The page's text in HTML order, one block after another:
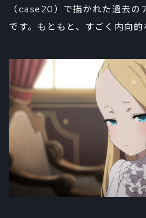
（case20）で描かれた過去の
です。もともと、すごく内向的